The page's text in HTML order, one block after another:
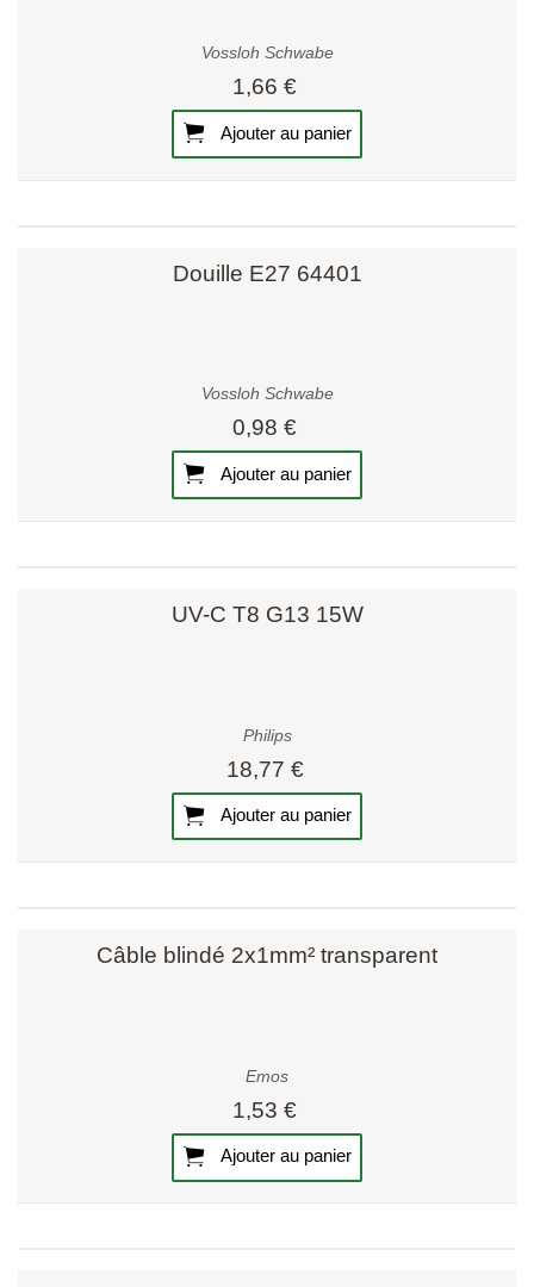
Vossloh Schwabe
1,66 €
Ajouter au panier
Douille E27 64401
Vossloh Schwabe
0,98 €
Ajouter au panier
UV-C T8 G13 15W
Philips
18,77 €
Ajouter au panier
Câble blindé 2x1mm² transparent
Emos
1,53 €
Ajouter au panier